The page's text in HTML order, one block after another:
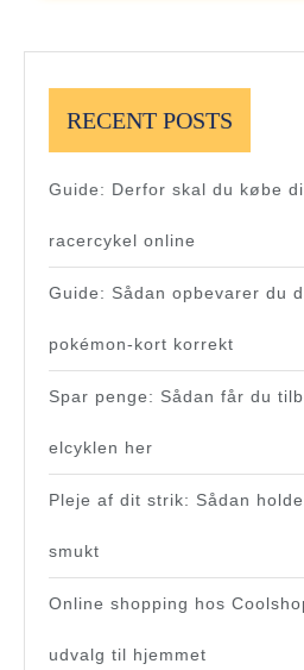
RECENT POSTS
Guide: Derfor skal du købe
racercykel online
Guide: Sådan opbevarer du
pokémon-kort korrekt
Spar penge: Sådan får du
elcyklen her
Pleje af dit strik: Sådan
smukt
Online shopping hos
udvalg til hjemmet